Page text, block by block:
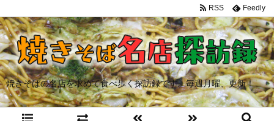
焼きそばの名店を求めて食べ歩く探訪録です。毎週月曜、更新！
RSS Feedly